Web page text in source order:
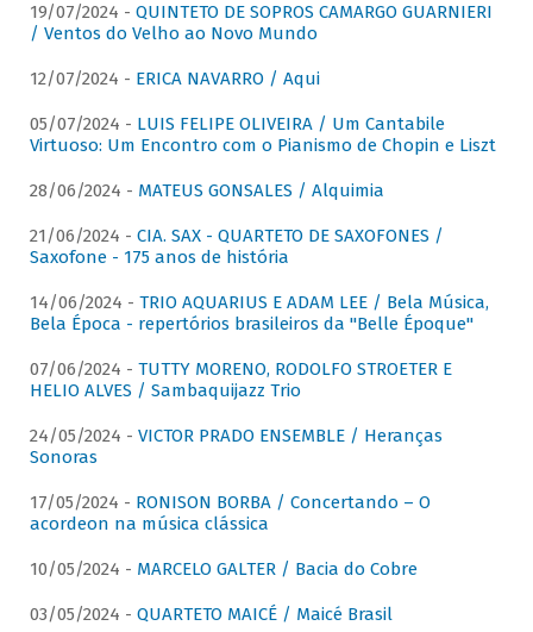
19/07/2024 - QUINTETO DE SOPROS CAMARGO GUARNIERI
/ Ventos do Velho ao Novo Mundo
12/07/2024 - ERICA NAVARRO / Aqui
05/07/2024 - LUIS FELIPE OLIVEIRA / Um Cantabile
Virtuoso: Um Encontro com o Pianismo de Chopin e Liszt
28/06/2024 - MATEUS GONSALES / Alquimia
21/06/2024 - CIA. SAX - QUARTETO DE SAXOFONES /
Saxofone - 175 anos de história
14/06/2024 - TRIO AQUARIUS E ADAM LEE / Bela Música,
Bela Época - repertórios brasileiros da "Belle Époque"
07/06/2024 - TUTTY MORENO, RODOLFO STROETER E
HELIO ALVES / Sambaquijazz Trio
24/05/2024 - VICTOR PRADO ENSEMBLE / Heranças
Sonoras
17/05/2024 - RONISON BORBA / Concertando – O
acordeon na música clássica
10/05/2024 - MARCELO GALTER / Bacia do Cobre
03/05/2024 - QUARTETO MAICÉ / Maicé Brasil